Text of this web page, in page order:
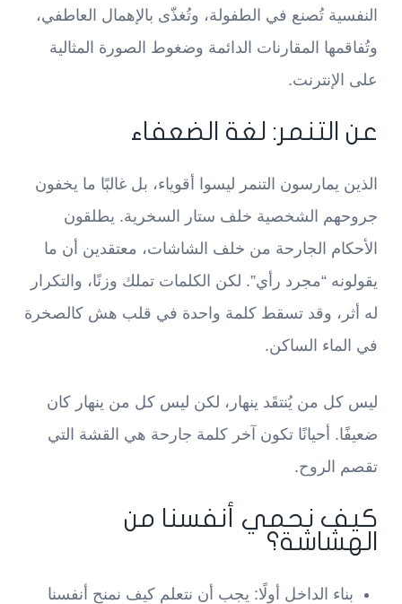
النفسية تُصنع في الطفولة، وتُغذّى بالإهمال العاطفي،
وتُفاقمها المقارنات الدائمة وضغوط الصورة المثالية
على الإنترنت.
عن التنمر: لغة الضعفاء
الذين يمارسون التنمر ليسوا أقوياء، بل غالبًا ما يخفون
جروحهم الشخصية خلف ستار السخرية. يطلقون
الأحكام الجارحة من خلف الشاشات، معتقدين أن ما
يقولونه “مجرد رأي”. لكن الكلمات تملك وزنًا، والتكرار
له أثر، وقد تسقط كلمة واحدة في قلب هش كالصخرة
في الماء الساكن.
ليس كل من يُنتقَد ينهار، لكن ليس كل من ينهار كان
ضعيفًا. أحيانًا تكون آخر كلمة جارحة هي القشة التي
تقصم الروح.
كيف نحمي أنفسنا من
الهشاشة؟
بناء الداخل أولًا: يجب أن نتعلم كيف نمنح أنفسنا